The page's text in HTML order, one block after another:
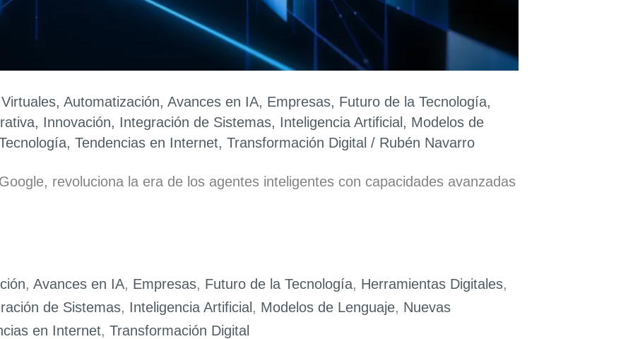
, Automatización, Avances en IA, Empresas, Futuro de la Tecnología,
, Innovación, Integración de Sistemas, Inteligencia Artificial , Modelos de
, Tendencias en Internet, Transformación Digital / Rubén Navarro
revoluciona la era de los agentes inteligentes con capacidades avanzadas
, Avances en IA, Empresas, Futuro de la Tecnología, Herramientas Digitales,
de Sistemas, Inteligencia Artificial , Modelos de Lenguaje, Nuevas
en Internet, Transformación Digital